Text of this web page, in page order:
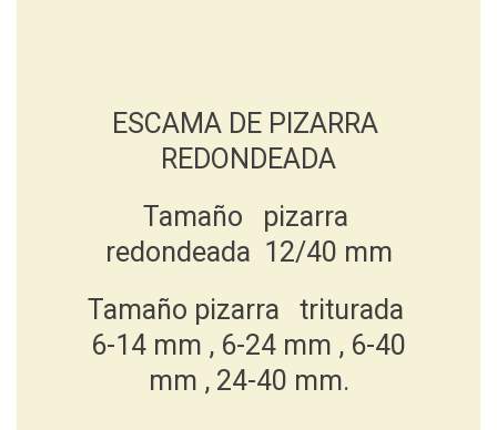
ESCAMA DE PIZARRA
REDONDEADA
Tamaño pizarra
redondeada 12/40 mm
Tamaño pizarra triturada
6-14 mm , 6-24 mm , 6-40
mm , 24-40 mm.